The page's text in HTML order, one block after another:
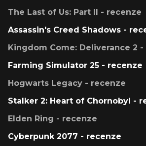
The Last of Us: Part II - recenze
Assassin's Creed Shadows -
Kingdom Come: Deliverance 2
Farming Simulator 25 - recenze
Hogwarts Legacy - recenze
Stalker 2: Heart of Chornobyl -
Elden Ring - recenze
Cyberpunk 2077 - recenze